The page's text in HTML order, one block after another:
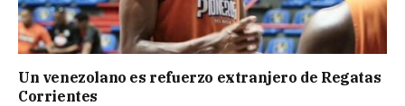
Un venezolano es refuerzo extranjero de Regatas
Corrientes